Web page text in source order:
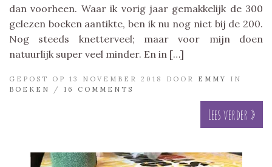
dan voorheen. Waar ik vorig jaar gemakkelijk de 300
gelezen boeken aantikte, ben ik nu nog niet bij de 200.
Nog steeds knetterveel; maar voor mijn doen
natuurlijk super veel minder. En in […]
GEPOST OP 13 NOVEMBER 2018 DOOR EMMY
IN
BOEKEN
/ 16 COMMENTS
Lees verder »